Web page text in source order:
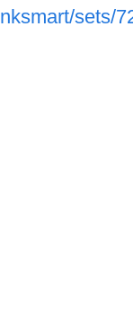
sets/